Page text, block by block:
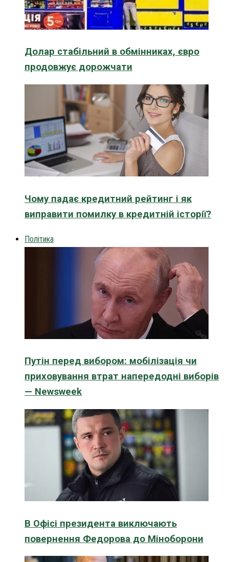
Долар стабільний в обмінниках, євро
продовжує дорожчати
Чому падає кредитний рейтинг і як
виправити помилку в кредитній історії?
Політика
Путін перед вибором: мобілізація чи
приховування втрат напередодні виборів
— Newsweek
В Офісі президента виключають
повернення Федорова до Міноборони